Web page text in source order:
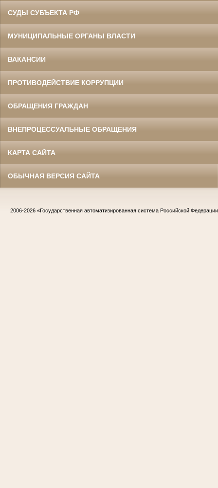
СУДЫ СУБЪЕКТА РФ
МУНИЦИПАЛЬНЫЕ ОРГАНЫ ВЛАСТИ
ВАКАНСИИ
ПРОТИВОДЕЙСТВИЕ КОРРУПЦИИ
ОБРАЩЕНИЯ ГРАЖДАН
ВНЕПРОЦЕССУАЛЬНЫЕ ОБРАЩЕНИЯ
КАРТА САЙТА
ОБЫЧНАЯ ВЕРСИЯ САЙТА
2006-2026 «Государственная автоматизированная система Российской